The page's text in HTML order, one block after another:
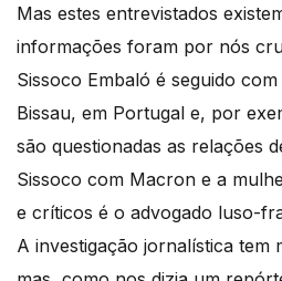
Mas estes entrevistados
informações foram por nós
Sissoco Embaló é seguido
Bissau, em Portugal e, por
são questionadas as relações
Sissoco com Macron e a
e críticos é o advogado luso-
A investigação jornalística tem